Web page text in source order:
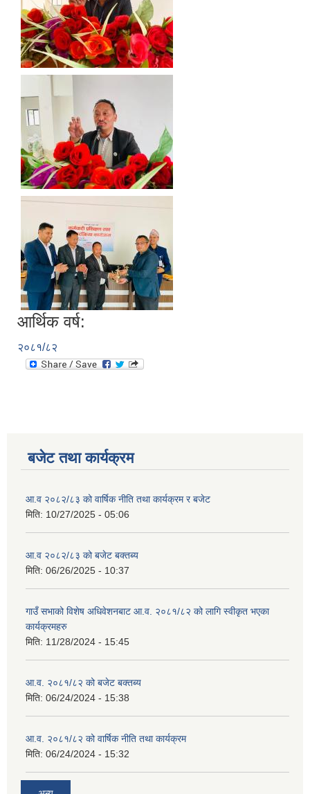
आर्थिक वर्ष:
२०८१/८२
बजेट तथा कार्यक्रम
आ.व २०८२/८३ को वार्षिक नीति तथा कार्यक्रम र बजेट
मिति: 10/27/2025 - 05:06
आ.व २०८२/८३ को बजेट बक्तब्य
मिति: 06/26/2025 - 10:37
गाउँ सभाको विशेष अधिवेशनबाट आ.व. २०८१/८२ को लागि स्वीकृत भएका
कार्यक्रमहरु
मिति: 11/28/2024 - 15:45
आ.व. २०८१/८२ को बजेट बक्तब्य
मिति: 06/24/2024 - 15:38
आ.व. २०८१/८२ को वार्षिक नीति तथा कार्यक्रम
मिति: 06/24/2024 - 15:32